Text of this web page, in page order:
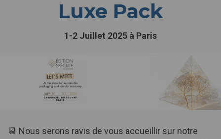
Luxe Pack
1-2 Juillet 2025 à Paris
Texte
📆 Nous serons ravis de vous accueillir sur notre